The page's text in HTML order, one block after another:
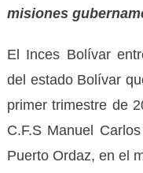
misiones
El Inces Bolívar
del estado Bolívar
primer trimestre de
C.F.S Manuel
Puerto Ordaz, en el